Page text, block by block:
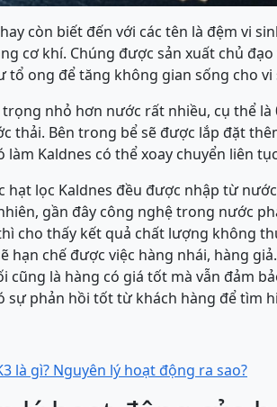
hay còn biết đến với các tên là đệm vi
cơ khí. Chúng được sản xuất chủ
tổ ong để tăng không gian sống cho vi
trọng nhỏ hơn nước rất nhiều, cụ thể
thải. Bên trong bể sẽ được lắp đặt
làm Kaldnes có thể xoay chuyển liên
hạt lọc Kaldnes đều được nhập từ
gần đây công nghệ trong nước
cho thấy kết quả chất lượng không
hạn chế được việc hàng nhái, hàng
cũng là hàng có giá tốt mà vẫn đảm
sự phản hồi tốt từ khách hàng để tìm
là gì? Nguyên lý hoạt động ra sao?